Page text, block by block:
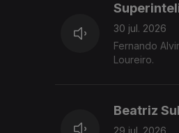
30 jul. 2026
Fernando
Loureiro.
Beatriz